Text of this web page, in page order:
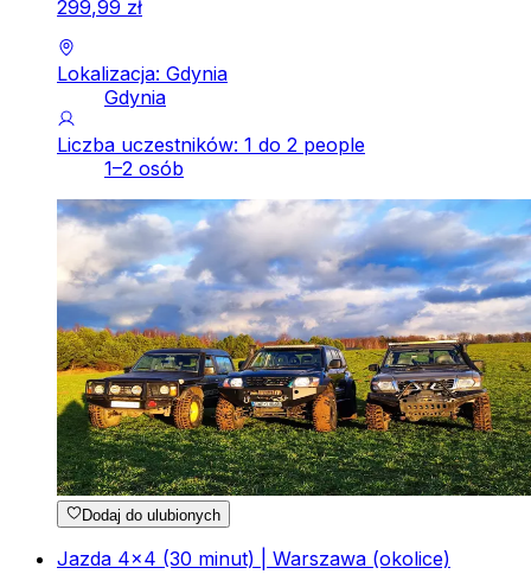
299,99 zł
Lokalizacja: Gdynia
Gdynia
Liczba uczestników: 1 do 2 people
1–2 osób
Dodaj do ulubionych
Jazda 4x4 (30 minut) | Warszawa (okolice)